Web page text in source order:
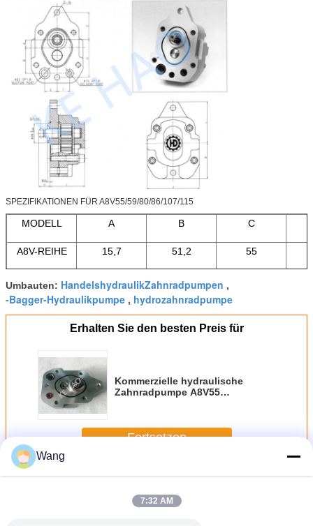
SPEZIFIKATIONEN FÜR A8V55/59/80/86/107/115
MODELL A B C
A8V-REIHE 15,7 51,2 55
Umbauten: HandelshydraulikZahnradpumpen ,
-Bagger-Hydraulikpumpe , hydrozahnradpumpe
Erhalten Sie den besten Preis für
Kommerzielle hydraulische
Zahnradpumpe A8V55
Fortsetzen
Mehr-Zahnradpumpe
Wang
7:32 AM